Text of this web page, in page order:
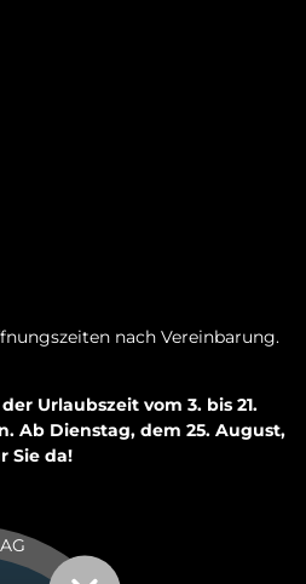
nach Vereinbarung.
Urlaubszeit vom 3. bis 21.
Ab Dienstag, dem 25. August,
Sie da!